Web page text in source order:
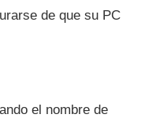
de que su PC
el nombre de